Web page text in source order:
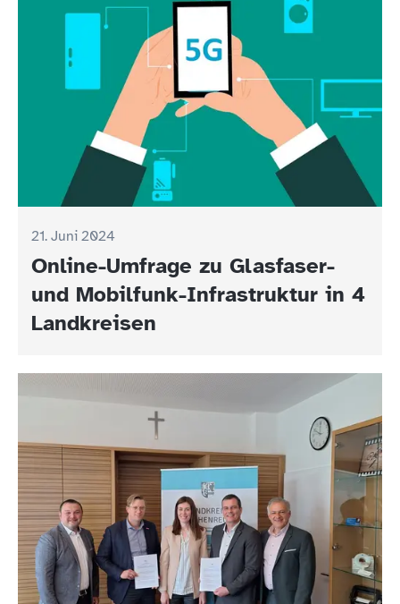
21. Juni 2024
Online-Umfrage zu Glasfaser-
und Mobilfunk-Infrastruktur in 4
Landkreisen